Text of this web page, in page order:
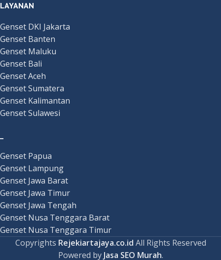
LAYANAN
Genset DKI Jakarta
Genset Banten
Genset Maluku
Genset Bali
Genset Aceh
Genset Sumatera
Genset Kalimantan
Genset Sulawesi
Genset Papua
Genset Lampung
Genset Jawa Barat
Genset Jawa Timur
Genset Jawa Tengah
Genset Nusa Tenggara Barat
Genset Nusa Tenggara Timur
Copyrights Rejekiartajaya.co.id All Rights Reserved
Powered by Jasa SEO Murah.